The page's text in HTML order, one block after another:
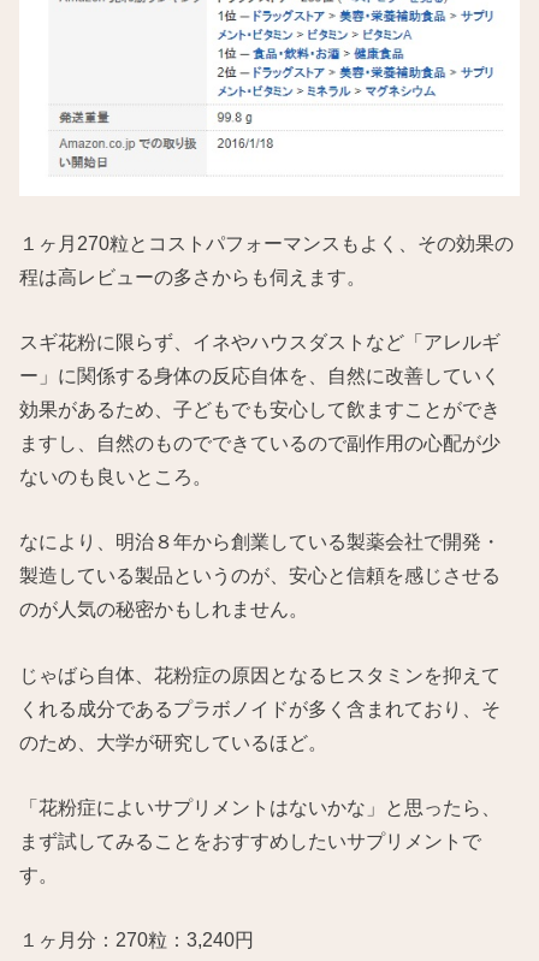
１ヶ月270粒とコストパフォーマンスもよく、その効果の
程は高レビューの多さからも伺えます。
スギ花粉に限らず、イネやハウスダストなど「アレルギ
ー」に関係する身体の反応自体を、自然に改善していく
効果があるため、子どもでも安心して飲ますことができ
ますし、自然のものでできているので副作用の心配が少
ないのも良いところ。
なにより、明治８年から創業している製薬会社で開発・
製造している製品というのが、安心と信頼を感じさせる
のが人気の秘密かもしれません。
じゃばら自体、花粉症の原因となるヒスタミンを抑えて
くれる成分であるプラボノイドが多く含まれており、そ
のため、大学が研究しているほど。
「花粉症によいサプリメントはないかな」と思ったら、
まず試してみることをおすすめしたいサプリメントで
す。
１ヶ月分：270粒：3,240円